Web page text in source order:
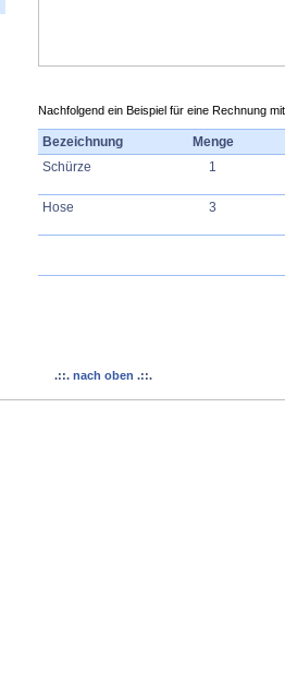
Nachfolgend ein Beispiel für eine Rechnung
Bezeichnung Menge
Schürze
1
Hose
3
.::. nach oben .::.